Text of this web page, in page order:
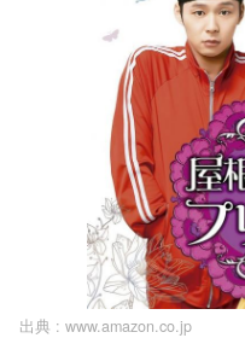
出典 : www.amazon.co.jp